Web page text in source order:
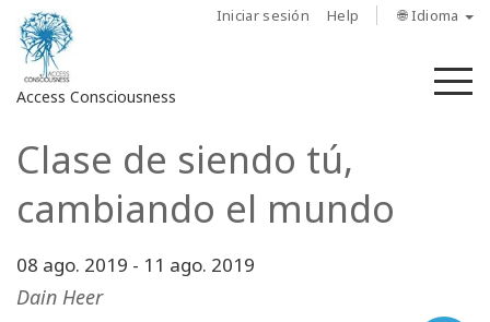
Iniciar sesión Help 🌐 Idioma
Access Consciousness
Iniciar
en
cuenta
Clase de siendo tú,
cambiando el mundo
08 ago. 2019 - 11 ago. 2019
Dain Heer